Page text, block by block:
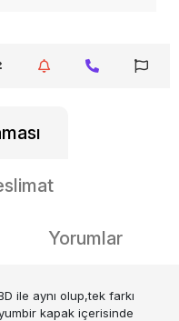
Yorumlar
ile aynı olup,tek farkı
kapak içerisinde